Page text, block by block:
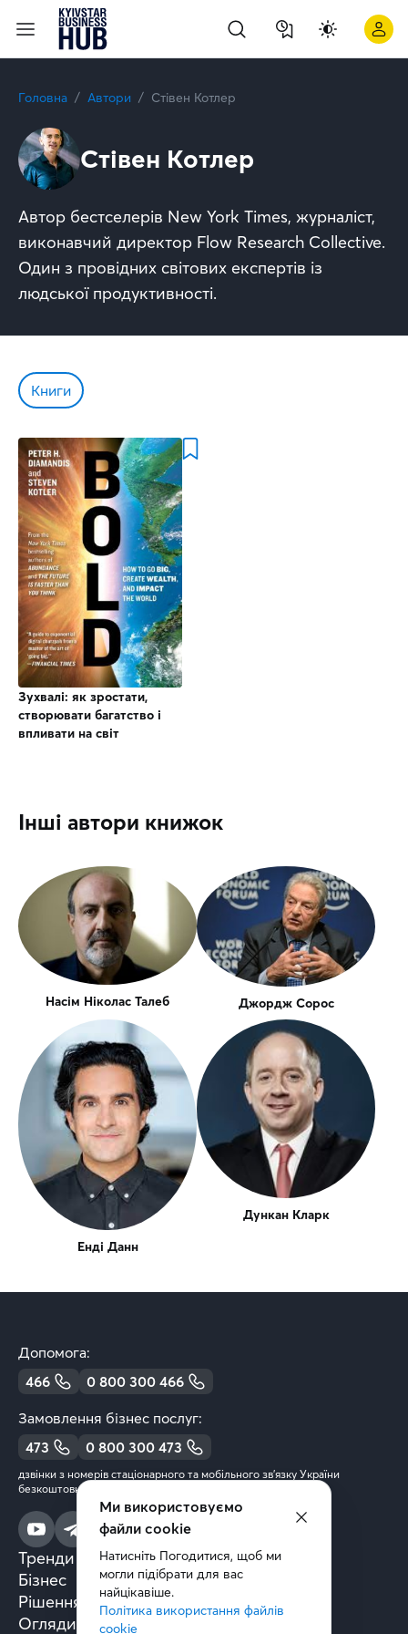
Головна Автори Стівен Котлер
Стівен Котлер
Автор бестселерів New York Times, журналіст,
виконавчий директор Flow Research Collective.
Один з провідних світових експертів із
людської продуктивності.
Книги
Зухвалі: як зростати,
створювати багатство і
впливати на світ
Інші автори книжок
Насім Ніколас Талеб Джордж Сорос
Енді Данн
Дункан Кларк
Допомога:
466
0 800 300 466
Замовлення бізнес послуг:
473
0 800 300 473
дзвінки з номерів стаціонарного та мобільного зв’язку України
безкоштовні
Тренди та аналітика
Бізнес
Рішення та технології
Огляди книг
Ми використовуємо
файли cookie
Натисніть Погодитися, щоб ми
могли підібрати для вас
найцікавіше.
Політика використання файлів
cookie